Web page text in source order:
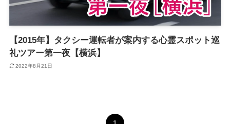
【2015年】タクシー運転者が案内する心霊スポット巡
礼ツアー第一夜【横浜】
2022年8月21日